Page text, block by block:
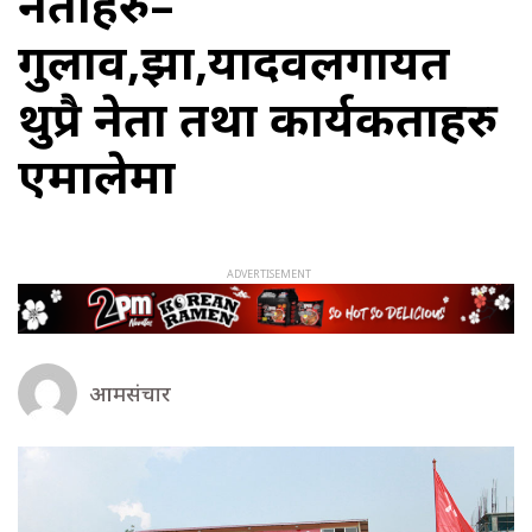
गुलाव,झा,यादवलगायत
थुप्रै नेता तथा कार्यकताहरु
एमालेमा
आमसंचार